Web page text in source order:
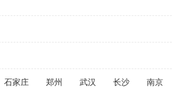
石家庄 郑州 武汉 长沙 南京